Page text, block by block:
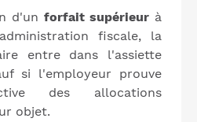
d'un forfait supérieur à
fiscale, la
entre dans l'assiette
si l'employeur prouve
des allocations
objet.